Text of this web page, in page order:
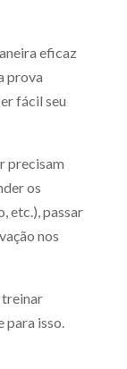
eficaz
prova
fácil seu
precisam
os
etc.), passar
nos
treinar
para isso.